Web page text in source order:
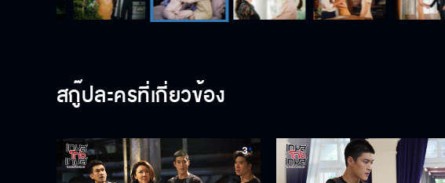
สกู๊ปละครที่เกี่ยวข้อง